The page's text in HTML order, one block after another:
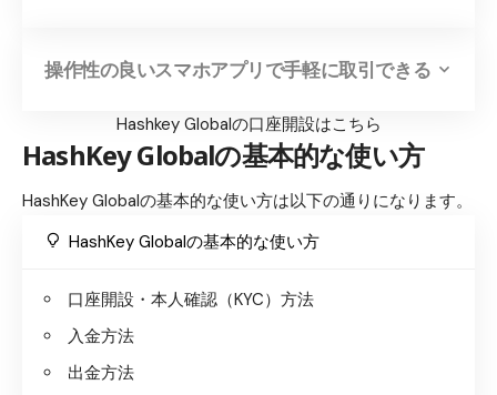
操作性の良いスマホアプリで手軽に取引できる
Hashkey Globalの口座開設はこちら
HashKey Globalの基本的な使い方
HashKey Globalの基本的な使い方は以下の通りになります。
HashKey Globalの基本的な使い方
口座開設・本人確認（KYC）方法
入金方法
出金方法